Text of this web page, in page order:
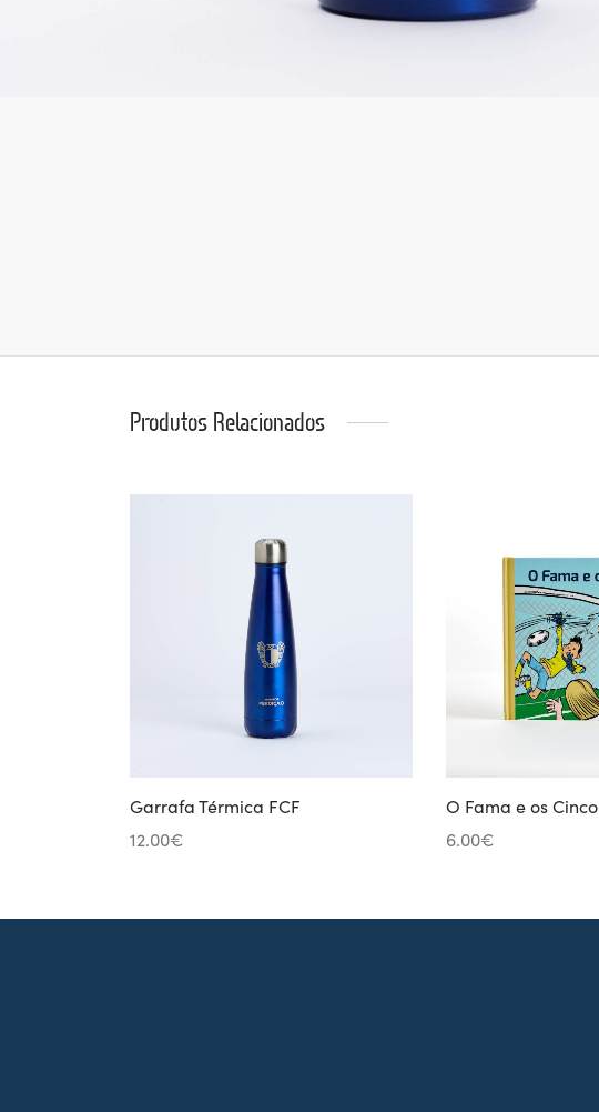
Produtos Relacionados
Garrafa Térmica FCF
12.00€
O Fama e os Cinco
6.00€